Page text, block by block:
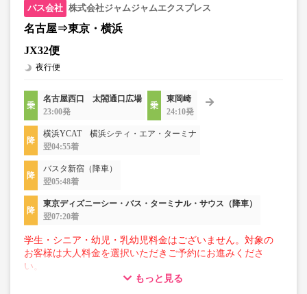
株式会社ジャムジャムエクスプレス
名古屋⇒東京・横浜
JX32便
夜行便
名古屋西口 太閤通口広場
23:00発
東岡崎
24:10発
横浜YCAT 横浜シティ・エア・ターミナ
翌04:55着
バスタ新宿（降車）
翌05:48着
東京ディズニーシー・バス・ターミナル・サウス（降車）
翌07:20着
学生・シニア・幼児・乳幼児料金はございません。対象の
お客様は大人料金を選択いただきご予約にお進みくださ
い。
もっと見る